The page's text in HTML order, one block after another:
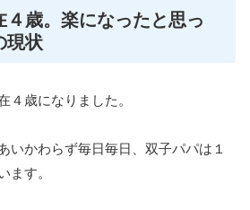
歳。楽になったと思っ
現状
歳になりました。
いかわらず毎日毎日、双子パパは１
ます。